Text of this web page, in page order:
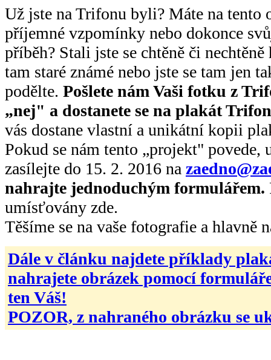
Už jste na Trifonu byli? Máte na tento
příjemné vzpomínky nebo dokonce
příběh? Stali jste se chtěně či
tam staré známé nebo jste se tam jen
podělte. Pošlete nám Vaši fotku z
„nej" a dostanete se na plakát
vás dostane vlastní a unikátní kopii
Pokud se nám tento „projekt"
zasílejte do 15. 2. 2016 na
nahrajte jednoduchým formulářem.
umísťovány zde.
Těšíme se na vaše fotografie a hlavně
Dále v článku najdete příklady
nahrajete obrázek pomocí
ten Váš!
POZOR, z nahraného obrázku se